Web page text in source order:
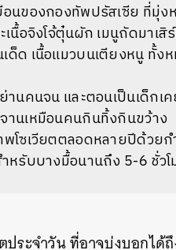
นของกองทัพปรัสเซีย ที่มุ่
เนื้อจิงโจ้ตุ๋นผัก เมนูถัดมาเ
ด็ด เนื้อแมวบนเตียงหนู ทั้
นคนจน และตอนเป็นเด็กเ
านเหมือนคนกินทิ้งกินขว้าง
โซเวียตตลอดหลายปีด้วย
ำหรับบางมื้อนานถึง 5-6 ชั่วโ
ระจำวัน ที่อาจบ่งบอกไ